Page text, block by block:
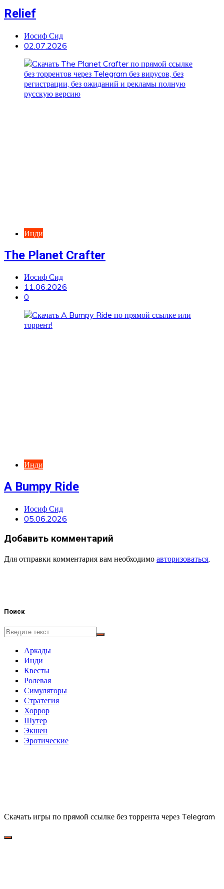
Relief
Иосиф Сид
02.07.2026
Инди
The Planet Crafter
Иосиф Сид
11.06.2026
0
Инди
A Bumpy Ride
Иосиф Сид
05.06.2026
Добавить комментарий
Для отправки комментария вам необходимо авторизоваться
Поиск
Аркады
Инди
Квесты
Ролевая
Симуляторы
Стратегия
Хоррор
Шутер
Экшен
Эротические
Скачать игры по прямой ссылке без торрента через Telegram